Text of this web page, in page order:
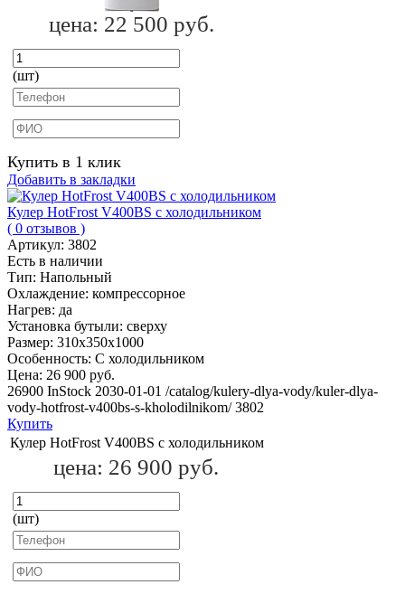
цена: 22 500 руб.
(шт)
Купить в 1 клик
Добавить в закладки
Кулер HotFrost V400BS с холодильником
( 0 отзывов )
Артикул: 3802
Есть в наличии
Тип: Напольный
Охлаждение: компрессорное
Нагрев: да
Установка бутыли: сверху
Размер: 310х350х1000
Особенность: С холодильником
Цена: 26 900 руб.
26900 InStock 2030-01-01 /catalog/kulery-dlya-vody/kuler-dlya-
vody-hotfrost-v400bs-s-kholodilnikom/ 3802
Купить
Кулер HotFrost V400BS с холодильником
цена: 26 900 руб.
(шт)